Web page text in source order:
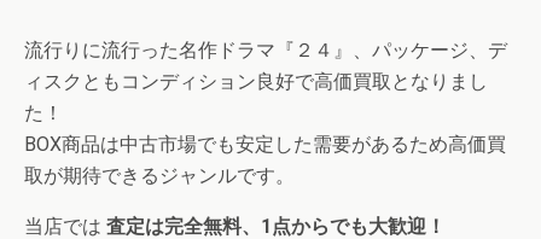
流行りに流行った名作ドラマ『２４』、パッケージ、デ
ィスクともコンディション良好で高価買取となりまし
た！
BOX商品は中古市場でも安定した需要があるため高価買
取が期待できるジャンルです。
当店では 査定は完全無料、1点からでも大歓迎！